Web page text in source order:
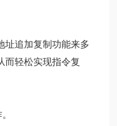
址追加复制功能来多
而轻松实现指令复